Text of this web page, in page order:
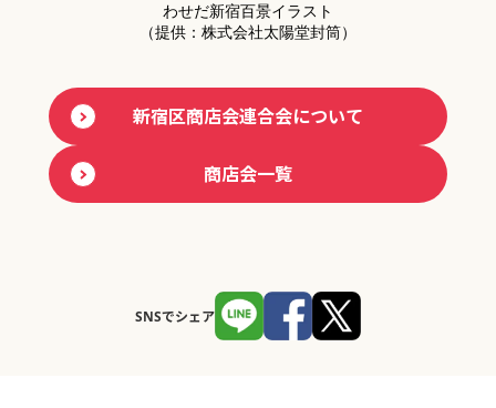
わせだ新宿百景イラスト
（提供：株式会社太陽堂封筒）
新宿区商店会連合会について
商店会一覧
SNSでシェア